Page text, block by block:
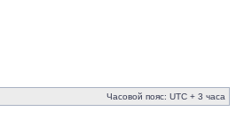
Часовой пояс: UTC + 3 часа